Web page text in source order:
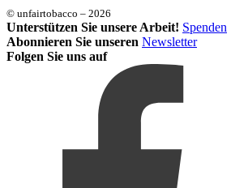
© unfairtobacco – 2026
Unterstützen Sie unsere Arbeit! Spenden
Abonnieren Sie unseren Newsletter
Folgen Sie uns auf